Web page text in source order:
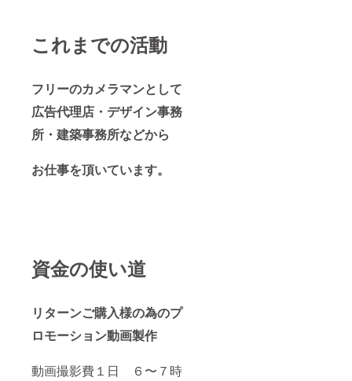
これまでの活動
フリーのカメラマンとして
広告代理店・デザイン事務
所・建築事務所などから
お仕事を頂いています。
資金の使い道
リターンご購入様の為のプ
ロモーション動画製作
動画撮影費１日 ６〜７時